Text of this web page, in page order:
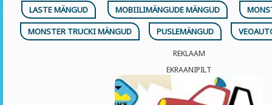
LASTE MÄNGUD
MOBIILIMÄNGUDE MÄNGUD
MONSTER TRUCKI MÄNGUD
PUSLEMÄNGUD
REKLAAM
EKRAANIPILT